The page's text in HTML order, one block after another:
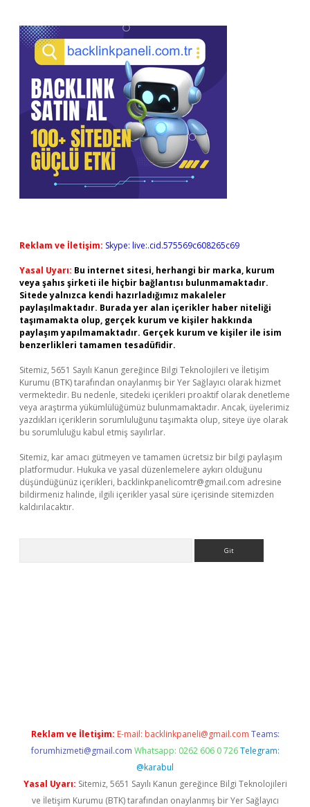
Reklam ve İletişim: Skype: live:.cid.575569c608265c69
Yasal Uyarı: Bu internet sitesi, herhangi bir marka, kurum
veya şahıs şirketi ile hiçbir bağlantısı bulunmamaktadır.
Sitede yalnızca kendi hazırladığımız makaleler
paylaşılmaktadır. Burada yer alan içerikler haber niteliği
taşımamakta olup, gerçek kurum ve kişiler hakkında
paylaşım yapılmamaktadır. Gerçek kurum ve kişiler ile isim
benzerlikleri tamamen tesadüfidir.
Sitemiz, 5651 Sayılı Kanun gereğince Bilgi Teknolojileri ve İletişim
Kurumu (BTK) tarafından onaylanmış bir Yer Sağlayıcı olarak hizmet
vermektedir. Bu nedenle, sitedeki içerikleri proaktif olarak denetleme
veya araştırma yükümlülüğümüz bulunmamaktadır. Ancak, üyelerimiz
yazdıkları içeriklerin sorumluluğunu taşımakta olup, siteye üye olarak
bu sorumluluğu kabul etmiş sayılırlar.
Sitemiz, kar amacı gütmeyen ve tamamen ücretsiz bir bilgi paylaşım
platformudur. Hukuka ve yasal düzenlemelere aykırı olduğunu
düşündüğünüz içerikleri, backlinkpanelicomtr@gmail.com adresine
bildirmeniz halinde, ilgili içerikler yasal süre içerisinde sitemizden
kaldırılacaktır.
Reklam ve İletişim: E-mail: backlinkpaneli@gmail.com Teams:
forumhizmeti@gmail.com Whatsapp: 0262 606 0 726 Telegram:
@karabul
Yasal Uyarı: Sitemiz, 5651 Sayılı Kanun gereğince Bilgi Teknolojileri
ve İletişim Kurumu (BTK) tarafından onaylanmış bir Yer Sağlayıcı